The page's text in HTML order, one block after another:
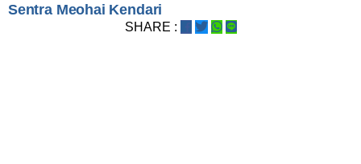
Sentra Meohai Kendari
SHARE :